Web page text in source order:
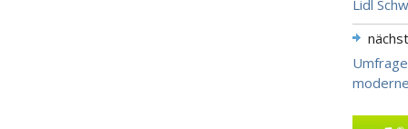
Lidl